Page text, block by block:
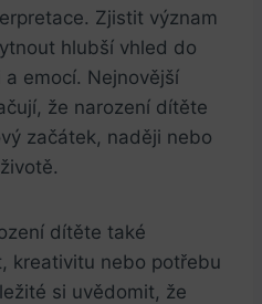
Zjistit význam
hlubší⁣ vhled do
emocí. Nejnovější
že narození dítěte
začátek, naději nebo
dítěte také
kreativitu nebo potřebu
si uvědomit, ‌že